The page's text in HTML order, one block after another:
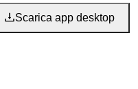
Scarica app desktop